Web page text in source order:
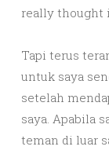
really thought
Tapi terus
untuk saya
setelah
saya. Apabila
teman di luar